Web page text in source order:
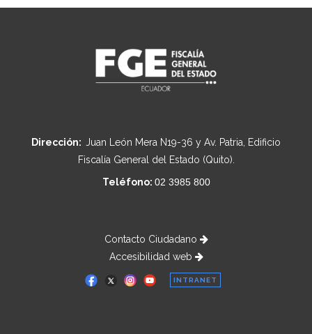
Dirección: Juan León Mera N19-36 y Av. Patria, Edificio
Fiscalía General del Estado (Quito).
Teléfono: 02 3985 800
Contacto Ciudadano
Accesibilidad web
INTRANET